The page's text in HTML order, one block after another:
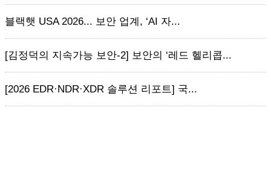
블랙햇 USA 2026... 보안 업계, ‘AI 자...
[김정덕의 지속가능 보안-2] 보안의 ‘레드 헬리콥...
[2026 EDR·NDR·XDR 솔루션 리포트] 국...